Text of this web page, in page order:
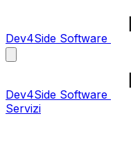
Dev4Side Software
Dev4Side Software
Servizi